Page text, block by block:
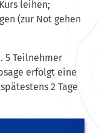
leihen;
(zur Not gehen
5 Teilnehmer
erfolgt eine
2 Tage